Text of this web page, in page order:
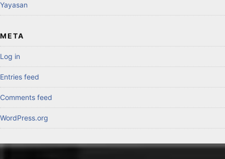
Yayasan
META
Log in
Entries feed
Comments feed
WordPress.org